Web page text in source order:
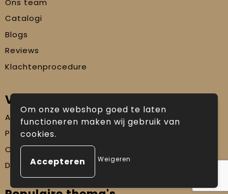
Catalogi
Blogs
Reviews
Klachtenprocedure
Veilig winkelen
Algemene voorwaarden
Privacyverklaring
Cookiebeleid
Disclaimer
Om onze webshop goed te laten
functioneren maken wij gebruik van
cookies.
Weigeren